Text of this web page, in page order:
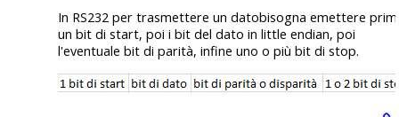
In RS232 per trasmettere un datobisogna emettere
un bit di start, poi i bit del dato in little endian, poi
l'eventuale bit di parità, infine uno o più bit di stop.